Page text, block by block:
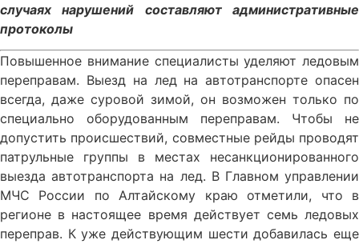
случаях нарушений составляют административные
протоколы
Повышенное внимание специалисты уделяют ледовым
переправам. Выезд на лед на автотранспорте опасен
всегда, даже суровой зимой, он возможен только по
специально оборудованным переправам. Чтобы не
допустить происшествий, совместные рейды проводят
патрульные группы в местах несанкционированного
выезда автотранспорта на лед. В Главном управлении
МЧС России по Алтайскому краю отметили, что в
регионе в настоящее время действует семь ледовых
переправ. К уже действующим шести добавилась еще